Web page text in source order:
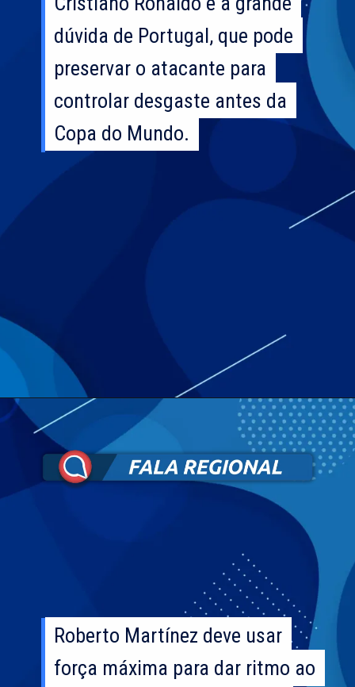
dúvida de Portugal, que pode
preservar o atacante para
controlar desgaste antes da
Copa do Mundo.
dúvida de Portugal, que pode
preservar o atacante para
controlar desgaste antes da
Copa do Mundo.
Roberto Martínez deve usar
força máxima para dar ritmo ao
Roberto Martínez deve usar
força máxima para dar ritmo ao